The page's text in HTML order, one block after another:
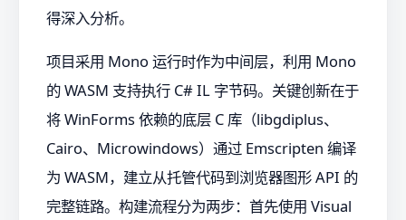
得深入分析。
项目采用 Mono 运行时作为中间层，利用 Mono
的 WASM 支持执行 C# IL 字节码。关键创新在于
将 WinForms 依赖的底层 C 库（libgdiplus、
Cairo、Microwindows）通过 Emscripten 编译
为 WASM，建立从托管代码到浏览器图形 API 的
完整链路。构建流程分为两步：首先使用 Visual